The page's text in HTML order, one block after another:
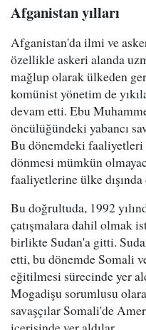
Afganistan yılları
Afganistan'da ilmi ve
özellikle askeri alanda
mağlup olarak ülkeden
komünist yönetim de
devam etti. Ebu
öncülüğündeki yabancı
Bu dönemdeki faaliyetleri
dönmesi mümkün
faaliyetlerine ülke
Bu doğrultuda, 1992
çatışmalara dahil olmak
birlikte Sudan'a gitti.
etti, bu dönemde Somali
eğitilmesi sürecinde yer
Mogadişu sorumlusu
savaşçılar Somali'de